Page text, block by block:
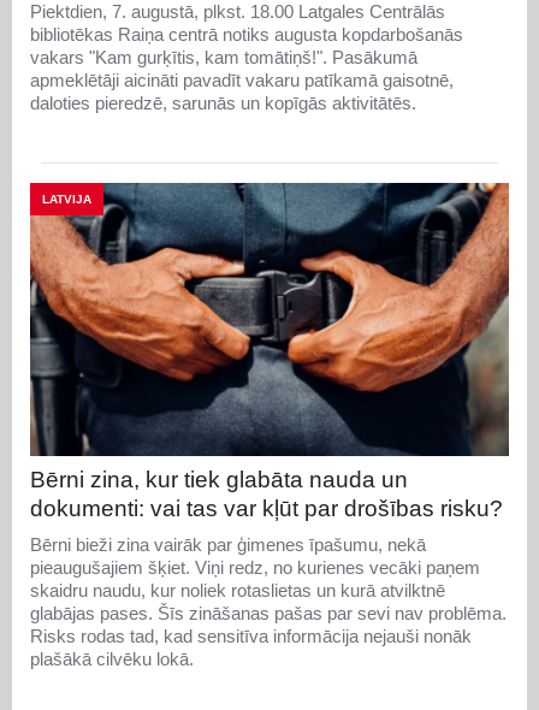
Piektdien, 7. augustā, plkst. 18.00 Latgales Centrālās
bibliotēkas Raiņa centrā notiks augusta kopdarbošanās
vakars "Kam gurķītis, kam tomātiņš!". Pasākumā
apmeklētāji aicināti pavadīt vakaru patīkamā gaisotnē,
daloties pieredzē, sarunās un kopīgās aktivitātēs.
LATVIJA
Bērni zina, kur tiek glabāta nauda un
dokumenti: vai tas var kļūt par drošības risku?
Bērni bieži zina vairāk par ģimenes īpašumu, nekā
pieaugušajiem šķiet. Viņi redz, no kurienes vecāki paņem
skaidru naudu, kur noliek rotaslietas un kurā atvilktnē
glabājas pases. Šīs zināšanas pašas par sevi nav problēma.
Risks rodas tad, kad sensitīva informācija nejauši nonāk
plašākā cilvēku lokā.